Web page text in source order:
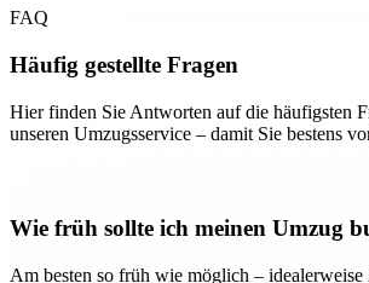
FAQ
Häufig gestellte Fragen
Hier finden Sie Antworten auf die häufigsten
unseren Umzugsservice – damit Sie bestens
Wie früh sollte ich meinen Umzug
Am besten so früh wie möglich –